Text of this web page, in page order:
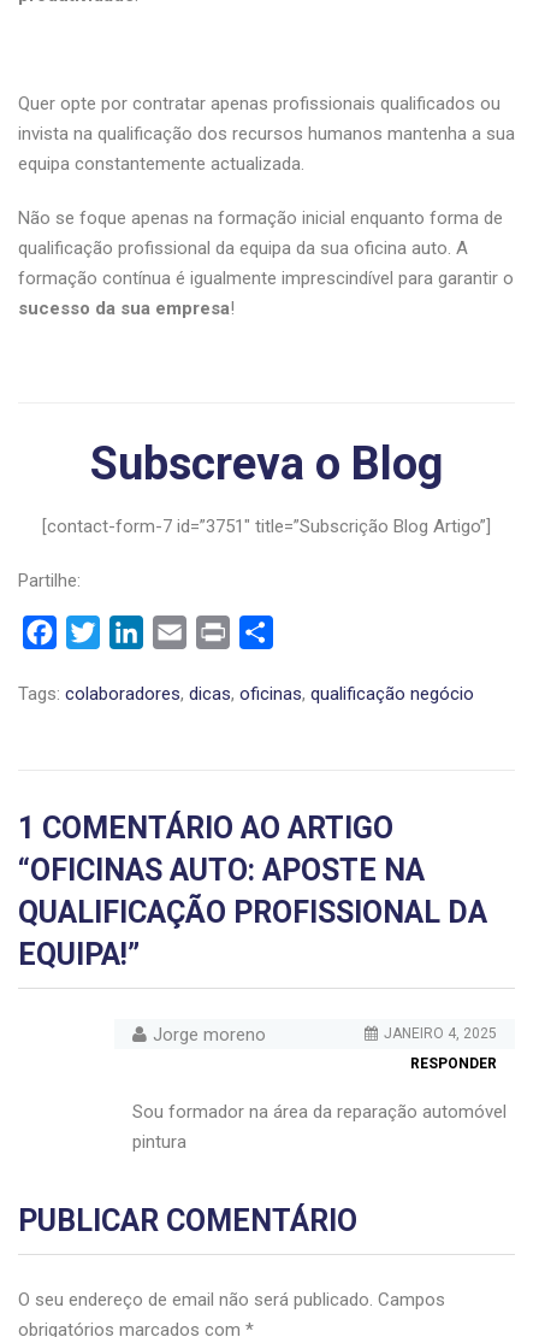
Quer opte por contratar apenas profissionais qualificados ou
invista na qualificação dos recursos humanos mantenha a sua
equipa constantemente actualizada.
Não se foque apenas na formação inicial enquanto forma de
qualificação profissional da equipa da sua oficina auto. A
formação contínua é igualmente imprescindível para garantir o
sucesso da sua empresa!
Subscreva o Blog
[contact-form-7 id=”3751″ title=”Subscrição Blog Artigo”]
Partilhe:
FacebookTwitterLinkedIn
Email Print
Tags: colaboradores, dicas, oficinas, qualificação negócio
1 COMENTÁRIO AO ARTIGO
“OFICINAS AUTO: APOSTE NA
QUALIFICAÇÃO PROFISSIONAL DA
EQUIPA!”
Jorge moreno
JANEIRO 4, 2025
RESPONDER
Sou formador na área da reparação automóvel
pintura
PUBLICAR COMENTÁRIO
O seu endereço de email não será publicado. Campos
obrigatórios marcados com *